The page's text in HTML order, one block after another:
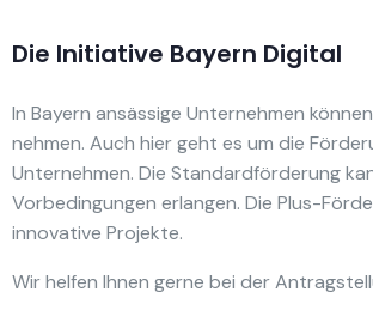
Die Initiative Bayern Digital
In Bayern ansässige Unternehmen
nehmen. Auch hier geht es um die
Unternehmen. Die Standardförderung
Vorbedingungen erlangen. Die Plus-
innovative Projekte.
Wir helfen Ihnen gerne bei der